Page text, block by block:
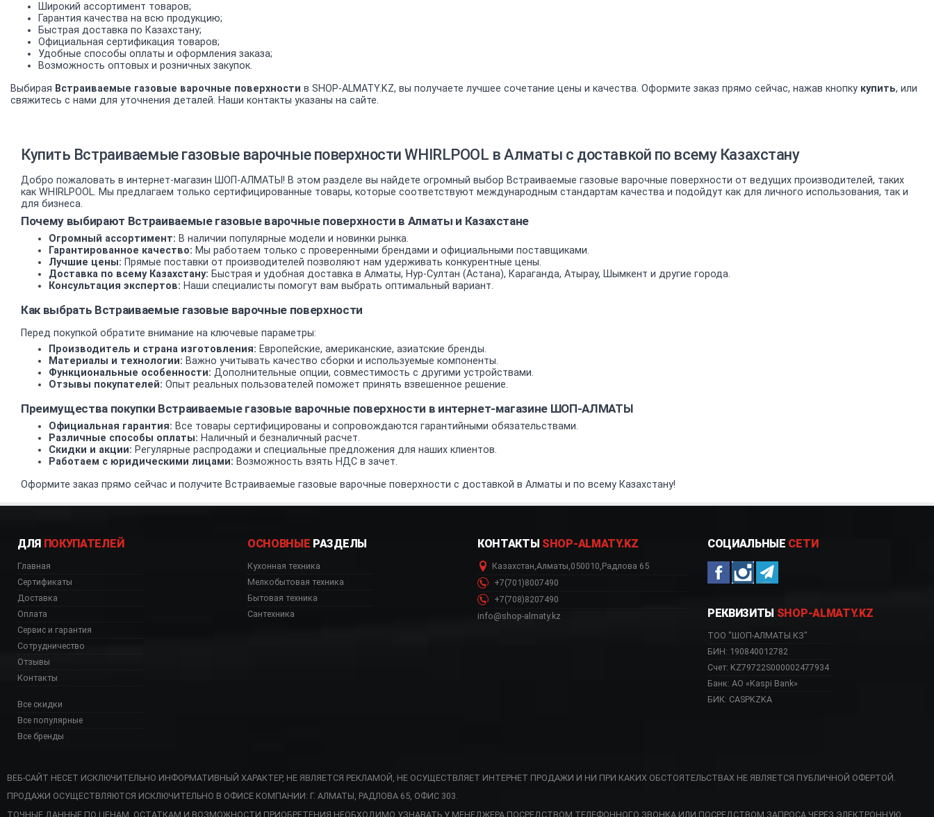
Широкий ассортимент товаров;
Гарантия качества на всю продукцию;
Быстрая доставка по Казахстану;
Официальная сертификация товаров;
Удобные способы оплаты и оформления заказа;
Возможность оптовых и розничных закупок.
Выбирая Встраиваемые газовые варочные поверхности в SHOP-ALMATY.KZ, вы получаете лучшее сочетание цены и качества. Оформите заказ прямо сейчас, нажав кнопку купить, или
свяжитесь с нами для уточнения деталей. Наши контакты указаны на сайте.
Купить Встраиваемые газовые варочные поверхности WHIRLPOOL в Алматы с доставкой по всему Казахстану
Добро пожаловать в интернет-магазин ШОП-АЛМАТЫ! В этом разделе вы найдете огромный выбор Встраиваемые газовые варочные поверхности от ведущих производителей, таких
как WHIRLPOOL. Мы предлагаем только сертифицированные товары, которые соответствуют международным стандартам качества и подойдут как для личного использования, так и
для бизнеса.
Почему выбирают Встраиваемые газовые варочные поверхности в Алматы и Казахстане
Огромный ассортимент: В наличии популярные модели и новинки рынка.
Гарантированное качество: Мы работаем только с проверенными брендами и официальными поставщиками.
Лучшие цены: Прямые поставки от производителей позволяют нам удерживать конкурентные цены.
Доставка по всему Казахстану: Быстрая и удобная доставка в Алматы, Нур-Султан (Астана), Караганда, Атырау, Шымкент и другие города.
Консультация экспертов: Наши специалисты помогут вам выбрать оптимальный вариант.
Как выбрать Встраиваемые газовые варочные поверхности
Перед покупкой обратите внимание на ключевые параметры:
Производитель и страна изготовления: Европейские, американские, азиатские бренды.
Материалы и технологии: Важно учитывать качество сборки и используемые компоненты.
Функциональные особенности: Дополнительные опции, совместимость с другими устройствами.
Отзывы покупателей: Опыт реальных пользователей поможет принять взвешенное решение.
Преимущества покупки Встраиваемые газовые варочные поверхности в интернет-магазине ШОП-АЛМАТЫ
Официальная гарантия: Все товары сертифицированы и сопровождаются гарантийными обязательствами.
Различные способы оплаты: Наличный и безналичный расчет.
Скидки и акции: Регулярные распродажи и специальные предложения для наших клиентов.
Работаем с юридическими лицами: Возможность взять НДС в зачет.
Оформите заказ прямо сейчас и получите Встраиваемые газовые варочные поверхности с доставкой в Алматы и по всему Казахстану!
ДЛЯ ПОКУПАТЕЛЕЙ
Главная
Сертификаты
Доставка
Оплата
Сервис и гарантия
Сотрудничество
Отзывы
Контакты
Все скидки
Все популярные
Все бренды
ОСНОВНЫЕ РАЗДЕЛЫ
Кухонная техника
Мелкобытовая техника
Бытовая техника
Сантехника
КОНТАКТЫ SHOP-ALMATY.KZ
Казахстан,Алматы,050010,Радлова 65
+7(701)8007490
+7(708)8207490
info@shop-almaty.kz
СОЦИАЛЬНЫЕ СЕТИ
РЕКВИЗИТЫ SHOP-ALMATY.KZ
ТОО "ШОП-АЛМАТЫ.КЗ"
БИН: 190840012782
Счет: KZ79722S000002477934
Банк: АО «Kaspi Bank»
БИК: CASPKZKA
ВЕБ-САЙТ НЕСЕТ ИСКЛЮЧИТЕЛЬНО ИНФОРМАТИВНЫЙ ХАРАКТЕР, НЕ ЯВЛЯЕТСЯ РЕКЛАМОЙ, НЕ ОСУЩЕСТВЛЯЕТ ИНТЕРНЕТ ПРОДАЖИ И НИ ПРИ КАКИХ ОБСТОЯТЕЛЬСТВАХ НЕ ЯВЛЯЕТСЯ ПУБЛИЧНОЙ ОФЕРТОЙ.
ПРОДАЖИ ОСУЩЕСТВЛЯЮТСЯ ИСКЛЮЧИТЕЛЬНО В ОФИСЕ КОМПАНИИ: Г. АЛМАТЫ, РАДЛОВА 65, ОФИС 303.
ТОЧНЫЕ ДАННЫЕ ПО ЦЕНАМ, ОСТАТКАМ И ВОЗМОЖНОСТИ ПРИОБРЕТЕНИЯ НЕОБХОДИМО УЗНАВАТЬ У МЕНЕДЖЕРА ПОСРЕДСТВОМ ТЕЛЕФОННОГО ЗВОНКА ИЛИ ПОСРЕДСТВОМ ЗАПРОСА ЧЕРЕЗ ЭЛЕКТРОННУЮ